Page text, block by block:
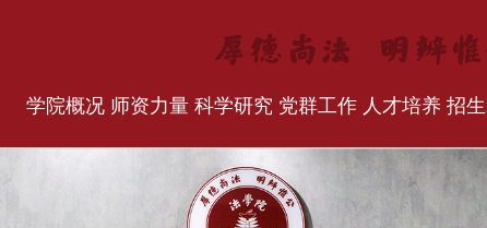
学院概况 师资力量 科学研究 党群工作 人才培养 招